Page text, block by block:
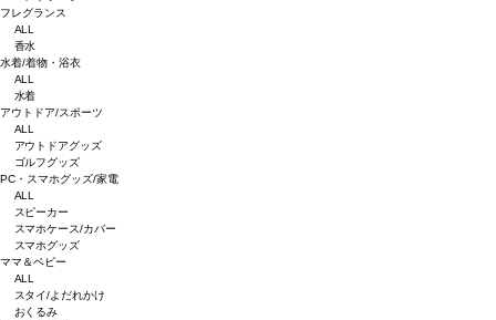
フレグランス
ALL
香水
水着/着物・浴衣
ALL
水着
アウトドア/スポーツ
ALL
アウトドアグッズ
ゴルフグッズ
PC・スマホグッズ/家電
ALL
スピーカー
スマホケース/カバー
スマホグッズ
ママ＆ベビー
ALL
スタイ/よだれかけ
おくるみ